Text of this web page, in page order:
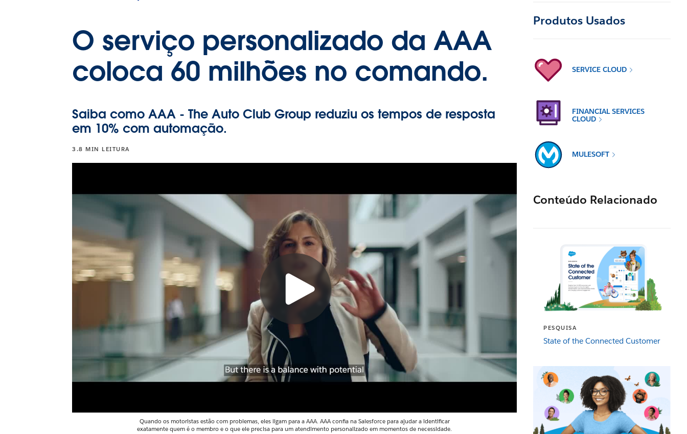
O serviço personalizado da AAA
coloca 60 milhões no comando.
Saiba como AAA - The Auto Club Group reduziu os tempos de resposta
em 10% com automação.
3.8 MIN LEITURA
Quando os motoristas estão com problemas, eles ligam para a AAA. AAA confia na Salesforce para ajudar a identificar
exatamente quem é o membro e o que ele precisa para um atendimento personalizado em momentos de necessidade.
Produtos Usados
SERVICE CLOUD
FINANCIAL SERVICES
CLOUD
MULESOFT
Conteúdo Relacionado
PESQUISA
State of the Connected Customer